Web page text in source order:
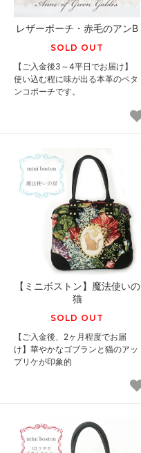
レザーポーチ・赤毛のアンB
SOLD OUT
【ご入金後3～4平日でお届け】
使い込む程に味が出る本革のペタ
ンコポーチです。
【ミニボストン】魔法使いの
猫
SOLD OUT
【ご入金後、2ヶ月程度でお届
け】華やかなゴブランと猫のアッ
プリケが印象的